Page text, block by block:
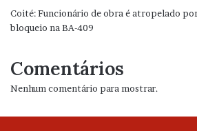
Coité: Funcionário de obra é atropelado
bloqueio na BA-409
Comentários
Nenhum comentário para mostrar.